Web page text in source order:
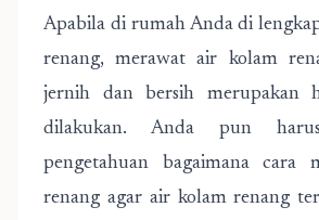
Apabila di rumah Anda di
renang, merawat air kolam
jernih dan bersih merupakan
dilakukan. Anda pun
pengetahuan bagaimana cara
renang agar air kolam renang